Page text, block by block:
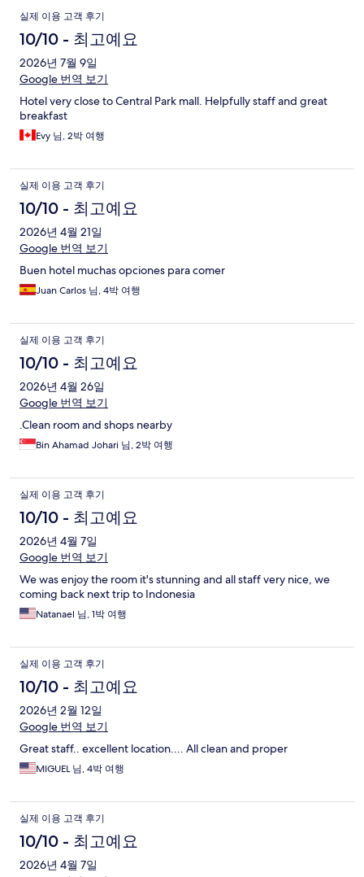
실제 이용 고객 후기
10/10 - 최고예요
2026년 7월 9일
Google 번역 보기
Hotel very close to Central Park mall. Helpfully staff and great
breakfast
Evy 님, 2박 여행
실제 이용 고객 후기
10/10 - 최고예요
2026년 4월 21일
Google 번역 보기
Buen hotel muchas opciones para comer
Juan Carlos 님, 4박 여행
실제 이용 고객 후기
10/10 - 최고예요
2026년 4월 26일
Google 번역 보기
.Clean room and shops nearby
Bin Ahamad Johari 님, 2박 여행
실제 이용 고객 후기
10/10 - 최고예요
2026년 4월 7일
Google 번역 보기
We was enjoy the room it's stunning and all staff very nice, we
coming back next trip to Indonesia
Natanael 님, 1박 여행
실제 이용 고객 후기
10/10 - 최고예요
2026년 2월 12일
Google 번역 보기
Great staff.. excellent location.... All clean and proper
MIGUEL 님, 4박 여행
실제 이용 고객 후기
10/10 - 최고예요
2026년 4월 7일